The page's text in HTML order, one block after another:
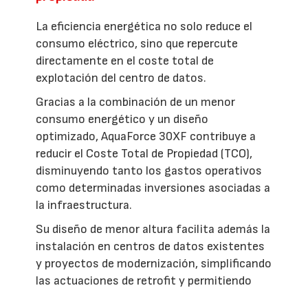
La eficiencia energética no solo reduce el
consumo eléctrico, sino que repercute
directamente en el coste total de
explotación del centro de datos.
Gracias a la combinación de un menor
consumo energético y un diseño
optimizado, AquaForce 30XF contribuye a
reducir el Coste Total de Propiedad (TCO),
disminuyendo tanto los gastos operativos
como determinadas inversiones asociadas a
la infraestructura.
Su diseño de menor altura facilita además la
instalación en centros de datos existentes
y proyectos de modernización, simplificando
las actuaciones de retrofit y permitiendo